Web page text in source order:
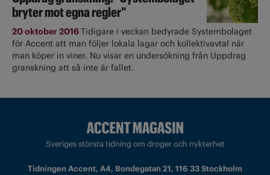
bryter mot egna regler"
20 oktober 2016Tidigare i veckan bedyrade Systembolaget
för Accent att man följer lokala lagar och kollektivavtal när
man köper in viner. Nu visar en undersökning från Uppdrag
granskning att så inte är fallet.
Sveriges största tidning om droger och nykterhet
Tidningen Accent, A4, Bondegatan 21, 116 33 Stockholm